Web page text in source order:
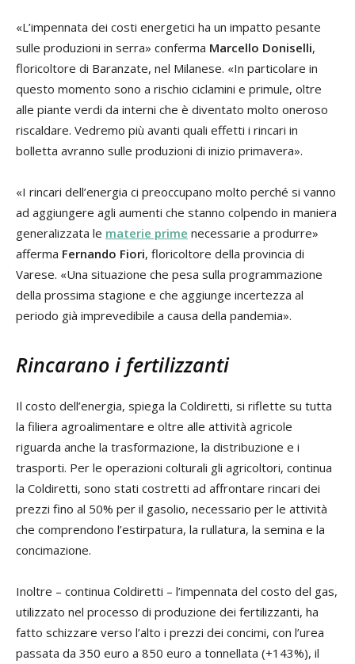
«L’impennata dei costi energetici ha un impatto pesante
sulle produzioni in serra» conferma Marcello Doniselli,
floricoltore di Baranzate, nel Milanese. «In particolare in
questo momento sono a rischio ciclamini e primule, oltre
alle piante verdi da interni che è diventato molto oneroso
riscaldare. Vedremo più avanti quali effetti i rincari in
bolletta avranno sulle produzioni di inizio primavera».
«I rincari dell’energia ci preoccupano molto perché si vanno
ad aggiungere agli aumenti che stanno colpendo in maniera
generalizzata le materie prime necessarie a produrre»
afferma Fernando Fiori, floricoltore della provincia di
Varese. «Una situazione che pesa sulla programmazione
della prossima stagione e che aggiunge incertezza al
periodo già imprevedibile a causa della pandemia».
Rincarano i fertilizzanti
Il costo dell’energia, spiega la Coldiretti, si riflette su tutta
la filiera agroalimentare e oltre alle attività agricole
riguarda anche la trasformazione, la distribuzione e i
trasporti. Per le operazioni colturali gli agricoltori, continua
la Coldiretti, sono stati costretti ad affrontare rincari dei
prezzi fino al 50% per il gasolio, necessario per le attività
che comprendono l’estirpatura, la rullatura, la semina e la
concimazione.
Inoltre – continua Coldiretti – l’impennata del costo del gas,
utilizzato nel processo di produzione dei fertilizzanti, ha
fatto schizzare verso l’alto i prezzi dei concimi, con l’urea
passata da 350 euro a 850 euro a tonnellata (+143%), il